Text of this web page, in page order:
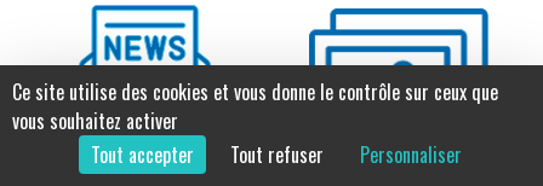
Ce site utilise des cookies et vous donne le contrôle sur ceux que
vous souhaitez activer
Tout accepter
Tout refuser Personnaliser